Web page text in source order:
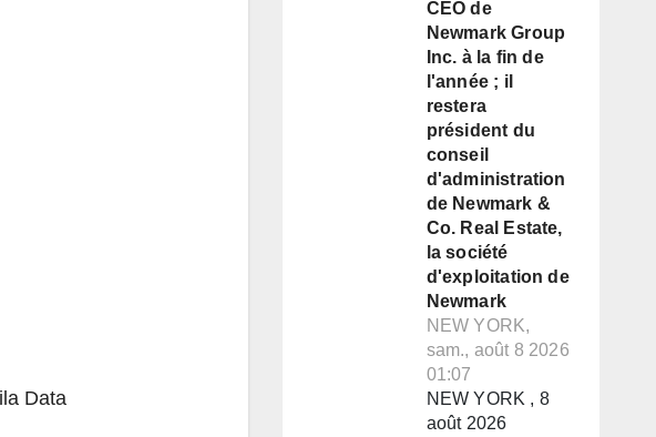
Data
CEO de
Newmark Group
Inc. à la fin de
l'année ; il
restera
président du
conseil
d'administration
de Newmark &
Co. Real Estate,
la société
d'exploitation de
Newmark
NEW YORK,
sam., août 8 2026
01:07
NEW YORK , 8
août 2026